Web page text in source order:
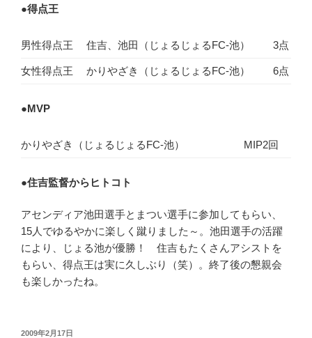
●得点王
男性得点王 住吉、池田（じょるじょるFC-池） 3点
女性得点王 かりやざき（じょるじょるFC-池） 6点
●MVP
かりやざき（じょるじょるFC-池） MIP2回
●住吉監督からヒトコト
アセンディア池田選手とまつい選手に参加してもらい、
15人でゆるやかに楽しく蹴りました～。池田選手の活躍
により、じょる池が優勝！ 住吉もたくさんアシストを
もらい、得点王は実に久しぶり（笑）。終了後の懇親会
も楽しかったね。
投
2009年2月17日